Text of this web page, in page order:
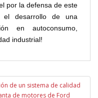
por la defensa de este
desarrollo de una
en autoconsumo,
industrial!
de un sistema de calidad
de motores de Ford